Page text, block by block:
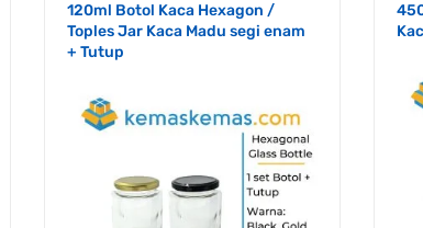
120ml Botol Kaca Hexagon /
Toples Jar Kaca Madu segi enam
+ Tutup